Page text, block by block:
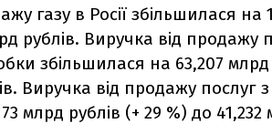
газу в Росії збільшилася на
рублів. Виручка від продажу
збільшилася на 63,207 млрд
Виручка від продажу послуг
млрд рублів (+ 29 %) до 41,232